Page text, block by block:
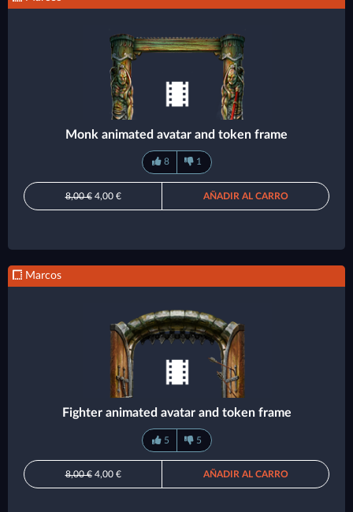
Monk animated avatar and token frame
8 1
8,00 €4,00 € AÑADIR AL CARRO
Marcos
Fighter animated avatar and token frame
5 5
8,00 €4,00 € AÑADIR AL CARRO